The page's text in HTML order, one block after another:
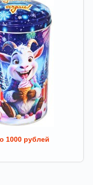
1000 рублей